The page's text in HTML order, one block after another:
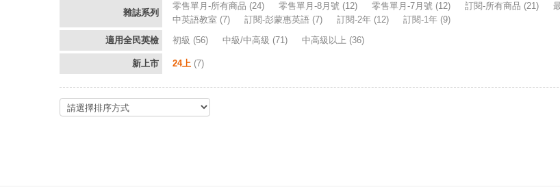
雜誌系列
零售單月-所有商品 (24) 零售單月-8月號 (12) 零售單月-7月號 (12) 訂閱-所有商品 (21)
中英語教室 (7) 訂閱-彭蒙惠英語 (7) 訂閱-2年 (12) 訂閱-1年 (9)
適用全民英檢
初級 (56) 中級/中高級 (71) 中高級以上 (36)
新上市 24上 (7)